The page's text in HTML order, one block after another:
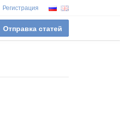
Регистрация
Отправка статей